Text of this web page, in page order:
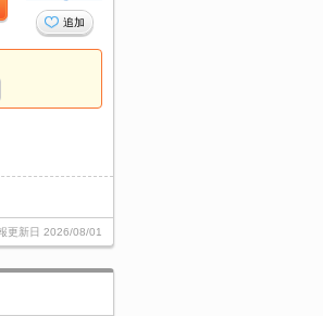
追加
更新日 2026/08/01